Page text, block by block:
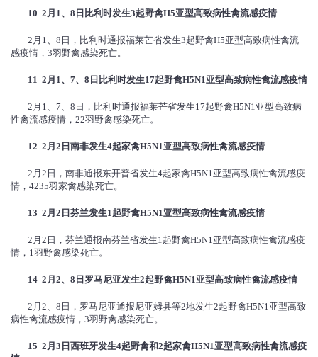
10 2 月 1、 8 日比利时发生3起野禽H5亚型高致病性禽流感疫情
2月1、8日，比利时通报福莱芒省发生3起野禽H5亚型高致病性禽流
感疫情，3羽野禽感染死亡。
11 2 月 1、 7、 8 日比利时发生17起野禽H5N1亚型高致病性禽流感疫情
2月1、7、8日，比利时通报福莱芒省发生17起野禽H5N1亚型高致病
性禽流感疫情，22羽野禽感染死亡。
12 2 月 2 日南非发生4起家禽H5N1亚型高致病性禽流感疫情
2月2日，南非通报东开普省发生4起家禽H5N1亚型高致病性禽流感疫
情，4235羽家禽感染死亡。
13 2 月 2 日芬兰发生1起野禽H5N1亚型高致病性禽流感疫情
2月2日，芬兰通报南芬兰省发生1起野禽H5N1亚型高致病性禽流感疫
情，1羽野禽感染死亡。
14 2 月 2、 8 日罗马尼亚发生2起野禽H5N1亚型高致病性禽流感疫情
2月2、8日，罗马尼亚通报尼亚姆县等2地发生2起野禽H5N1亚型高致
病性禽流感疫情，3羽野禽感染死亡。
15 2 月 3 日西班牙发生4起野禽和2起家禽H5N1亚型高致病性禽流感疫